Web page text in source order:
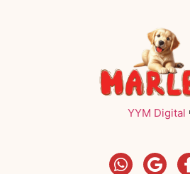
YYM Digital